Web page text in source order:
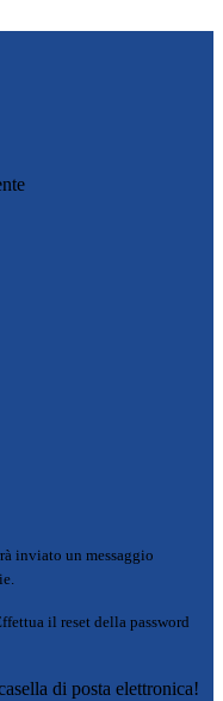
inviato un messaggio
il reset della password
di posta elettronica!